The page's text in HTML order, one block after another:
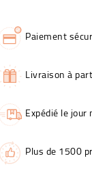
Paiement
Livraison à
Expédié le
Plus de 1500